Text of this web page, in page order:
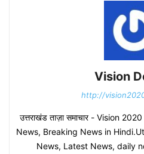
Vision
http://
उत्तराखंड ताज़ा समाचार - Vision
News, Breaking News in
News, Latest News, daily